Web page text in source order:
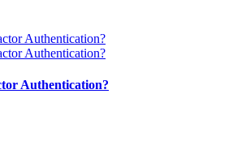
Authentication?